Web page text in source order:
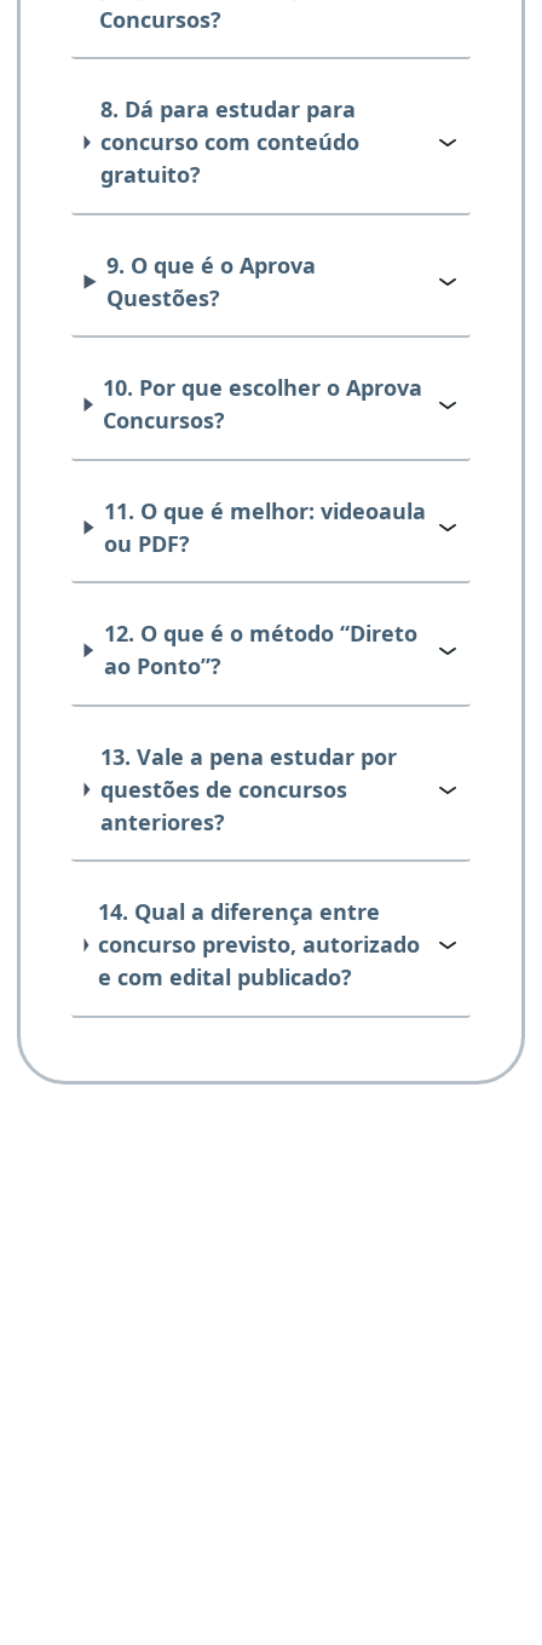
Concursos?
8. Dá para estudar para
concurso com conteúdo
gratuito?
9. O que é o Aprova
Questões?
10. Por que escolher o Aprova
Concursos?
11. O que é melhor: videoaula
ou PDF?
12. O que é o método “Direto
ao Ponto”?
13. Vale a pena estudar por
questões de concursos
anteriores?
14. Qual a diferença entre
concurso previsto, autorizado
e com edital publicado?